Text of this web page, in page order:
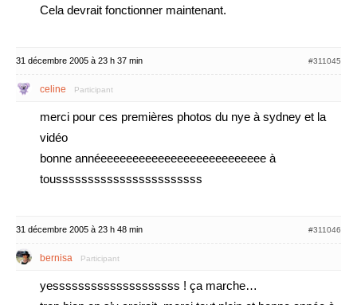
Cela devrait fonctionner maintenant.
31 décembre 2005 à 23 h 37 min #311045
celine Participant
merci pour ces premières photos du nye à sydney et la
vidéo
bonne annéeeeeeeeeeeeeeeeeeeeeeeeeee à
tousssssssssssssssssssssss
31 décembre 2005 à 23 h 48 min #311046
bernisa Participant
yessssssssssssssssssss ! ça marche…